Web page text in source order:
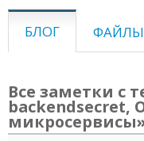
БЛОГ ФАЙЛЫ
Все заметки с
backendsecret,